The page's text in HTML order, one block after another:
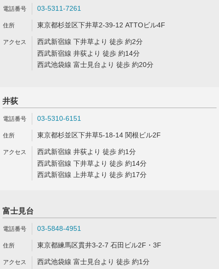
03-5311-7261
東京都杉並区下井草2-39-12 ATTOビル4F
西武新宿線 下井草より 徒歩 約2分
西武新宿線 井荻より 徒歩 約14分
西武池袋線 富士見台より 徒歩 約20分
井荻
03-5310-6151
東京都杉並区下井草5-18-14 関根ビル2F
西武新宿線 井荻より 徒歩 約1分
西武新宿線 下井草より 徒歩 約14分
西武新宿線 上井草より 徒歩 約17分
富士見台
03-5848-4951
東京都練馬区貫井3-2-7 石田ビル2F・3F
西武池袋線 富士見台より 徒歩 約1分